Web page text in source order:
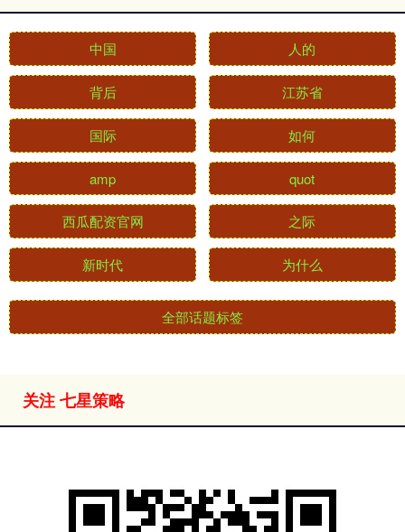
中国 人的
背后 江苏省
国际 如何
amp quot
西瓜配资官网 之际
新时代 为什么
全部话题标签
关注 七星策略